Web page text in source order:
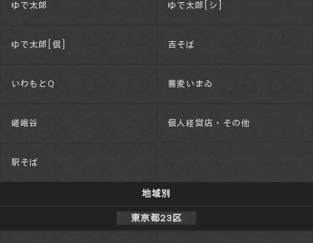
ゆで太郎 ゆで太郎[シ]
ゆで太郎[信] 吉そば
いわもとQ 蕎麦いまゐ
嵯峨谷 個人経営店・その他
駅そば
地域別
東京都23区